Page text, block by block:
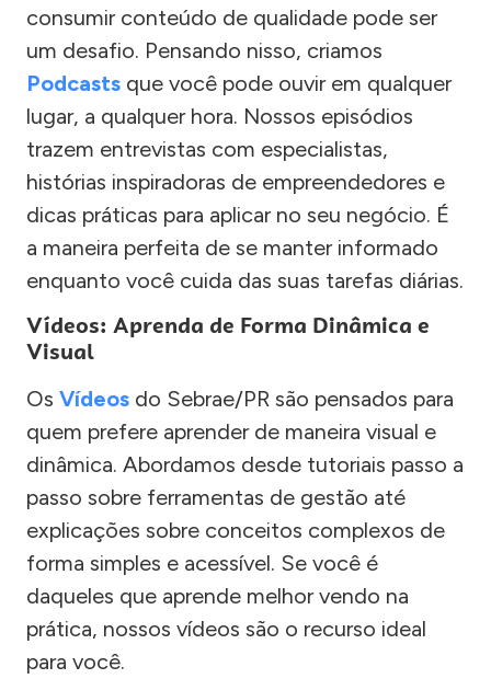
consumir conteúdo de qualidade pode ser
um desafio. Pensando nisso, criamos
Podcasts que você pode ouvir em qualquer
lugar, a qualquer hora. Nossos episódios
trazem entrevistas com especialistas,
histórias inspiradoras de empreendedores e
dicas práticas para aplicar no seu negócio. É
a maneira perfeita de se manter informado
enquanto você cuida das suas tarefas diárias.
Vídeos: Aprenda de Forma Dinâmica e
Visual
Os Vídeos do Sebrae/PR são pensados para
quem prefere aprender de maneira visual e
dinâmica. Abordamos desde tutoriais passo a
passo sobre ferramentas de gestão até
explicações sobre conceitos complexos de
forma simples e acessível. Se você é
daqueles que aprende melhor vendo na
prática, nossos vídeos são o recurso ideal
para você.